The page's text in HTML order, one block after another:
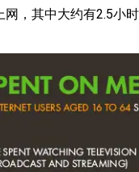
，其中大约有2.5小